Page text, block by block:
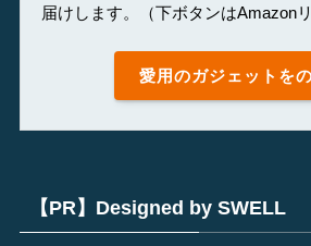
届けします。（下ボタンはAmazon
愛用のガジェットを
【PR】Designed by SWELL